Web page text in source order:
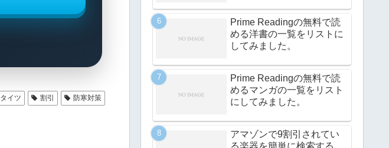
タイツ 割引 防寒対策
Prime Readingの無料で読
める洋書の一覧をリストに
してみました。
Prime Readingの無料で読
めるマンガの一覧をリスト
にしてみました。
アマゾンで9割引されてい
る楽器を簡単に検索する